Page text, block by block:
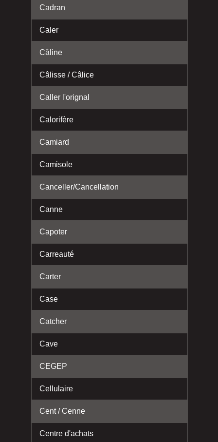
Cadran
Caler
Câline
Câlisse / Câlice
Caller l'orignal
Calorifère
Camiard
Camisole
Canceller/Cancellation
Canne
Capoter
Carreauté
Carter
Case
Catcher
Cave
CEGEP
Cellulaire
Cent / Cenne
Centre d'achats